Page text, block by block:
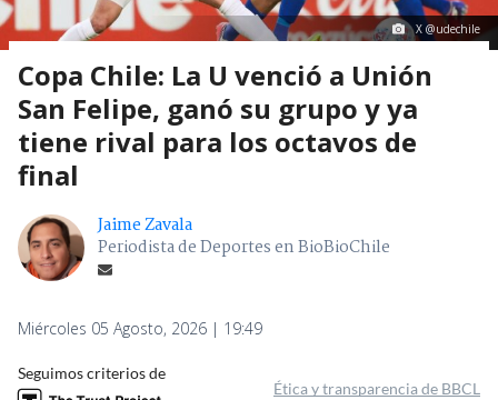
X @udechile
Copa Chile: La U venció a Unión
San Felipe, ganó su grupo y ya
tiene rival para los octavos de
final
Jaime Zavala
Periodista de Deportes en BioBioChile
Miércoles 05 Agosto, 2026 | 19:49
Seguimos criterios de
Ética y transparencia de BBCL